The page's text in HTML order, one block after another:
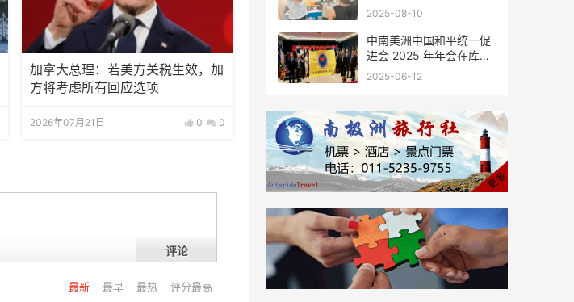
加拿大总理：若美方关税生效，加
方将考虑所有回应选项
2026年07月21日 0 0
评论
最新 最早 最热 评分最高
2025-08-10
中南美洲中国和平统一促
进会 2025 年年会在库拉
索圆满举行，共绘反“独”
2025-06-12